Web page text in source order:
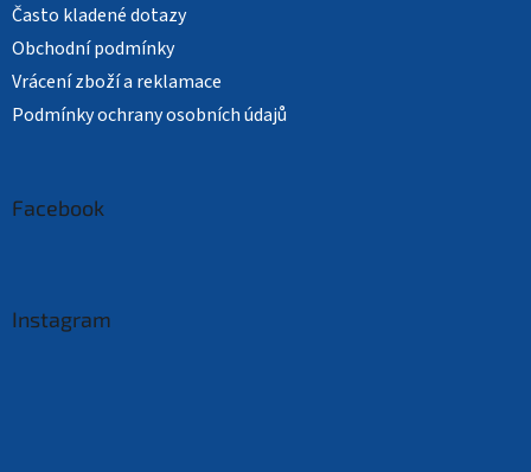
Často kladené dotazy
Obchodní podmínky
Vrácení zboží a reklamace
Podmínky ochrany osobních údajů
Facebook
Instagram